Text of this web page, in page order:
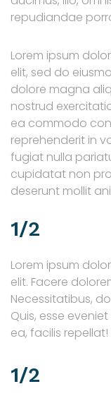
repudiandae
Lorem ipsum
elit, sed do
dolore magna
nostrud
ea commodo
reprehenderit in
fugiat nulla
cupidatat non
deserunt mollit
1/2
Lorem ipsum
elit. Facere
Necessitatibus,
Quis, esse
ea, facilis repellat!
1/2